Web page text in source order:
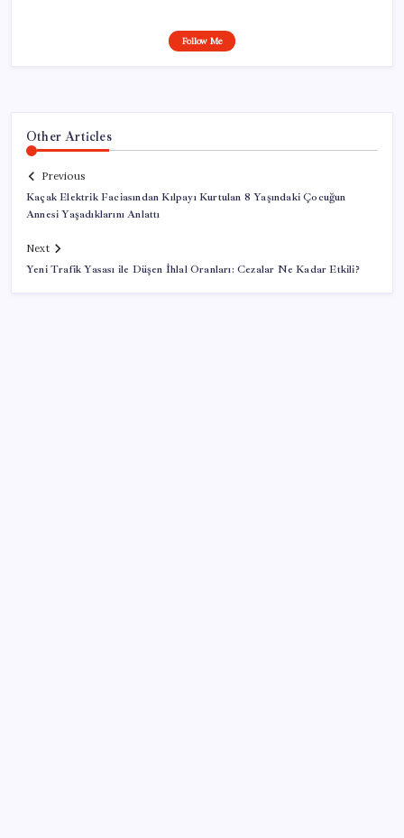
Follow Me
Other Articles
Previous
Kaçak Elektrik Faciasından Kılpayı Kurtulan 8 Yaşındaki Çocuğun
Annesi Yaşadıklarını Anlattı
Next
Yeni Trafik Yasası ile Düşen İhlal Oranları: Cezalar Ne Kadar Etkili?